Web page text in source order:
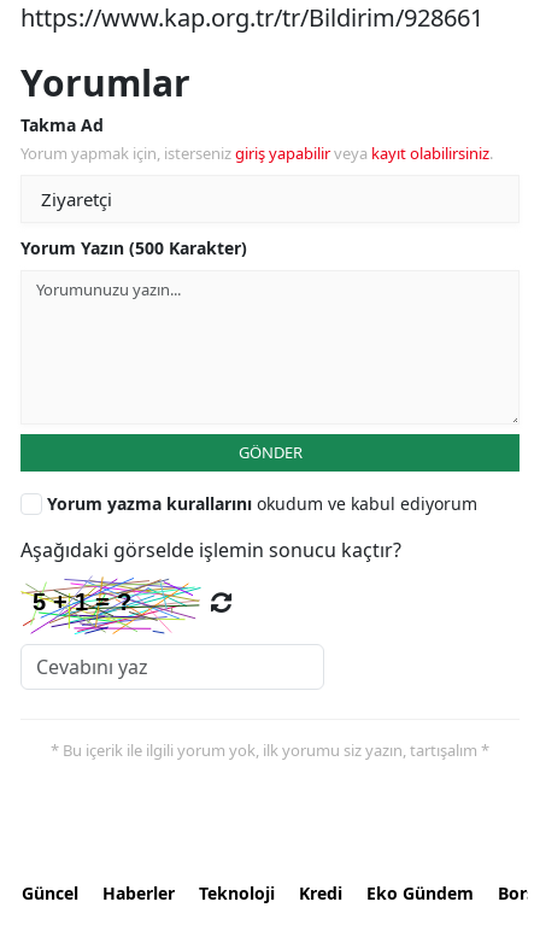
https://www.kap.org.tr/tr/Bildirim/928661
Yorumlar
Takma Ad
Yorum yapmak için, istersenizgiriş yapabilirveya kayıt olabilirsiniz.
Yorum Yazın (500 Karakter)
GÖNDER
Yorum yazma kurallarını okudum ve kabul ediyorum
Aşağıdaki görselde işlemin sonucu kaçtır?
* Bu içerik ile ilgili yorum yok, ilk yorumu siz yazın, tartışalım *
Güncel Haberler Teknoloji Kredi Eko Gündem